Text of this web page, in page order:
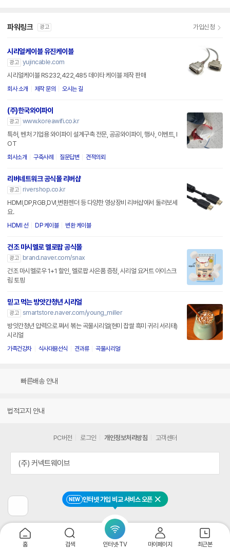
NEW 인터넷 가입 비교 서비스 오픈 닫기
홈 검색 인터넷·TV 마이페이지 최근본
파워링크 광고 가입신청
시리얼케이블 유진케이블
광고 yujincable.com
시리얼케이블 RS232,422,485 데이타 케이블 제작 판매
회사 소개 제작 문의 오시는 길
(주)한국와이파이
광고 www.koreawifi.co.kr
특허, 벤처 기업용 와이파이 설계구축 전문, 공공와이파이, 행사, 이벤트, I
OT
회사소개 구축사례 질문답변 견적의뢰
리버네트워크 공식몰 리버샵
광고
rivershop.co.kr
HDMI,DP,RGB,DVI,변환젠더 등 다양한 영상장비 리버샵에서 둘러보세
요.
HDMI 선 DP 케이블 변환 케이블
건조 마시멜로 멜로팝 공식몰
광고
brand.naver.com/snax
건조 마시멜로우 1+1 할인, 멜로팝 사은품 증정, 시리얼 요거트 아이스크
림 토핑
믿고 먹는 방앗간청년 시리얼
광고 smartstore.naver.com/young_miller
방앗간청년 압력으로 쪄서 볶는 곡물시리얼(현미 찹쌀 흑미 귀리 서리태)
시리얼
가족건강차 식사대용선식 견과류 곡물시리얼
빠른배송 안내
법적고지 안내
전
페
이
지
PC버전 로그인 개인정보처리방침 고객센터
(주) 커넥트웨이브